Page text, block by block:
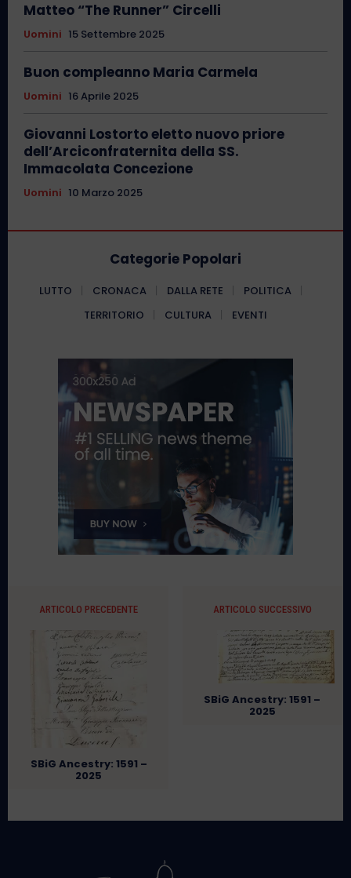
Matteo “The Runner” Circelli
Uomini 15 Settembre 2025
Buon compleanno Maria Carmela
Uomini 16 Aprile 2025
Giovanni Lostorto eletto nuovo priore
dell’Arciconfraternita della SS.
Immacolata Concezione
Uomini 10 Marzo 2025
Categorie Popolari
LUTTO CRONACA DALLA RETE
POLITICA
TERRITORIO
CULTURA EVENTI
ARTICOLO PRECEDENTE
SBiG Ancestry: 1591 –
2025
ARTICOLO SUCCESSIVO
SBiG Ancestry: 1591 –
2025